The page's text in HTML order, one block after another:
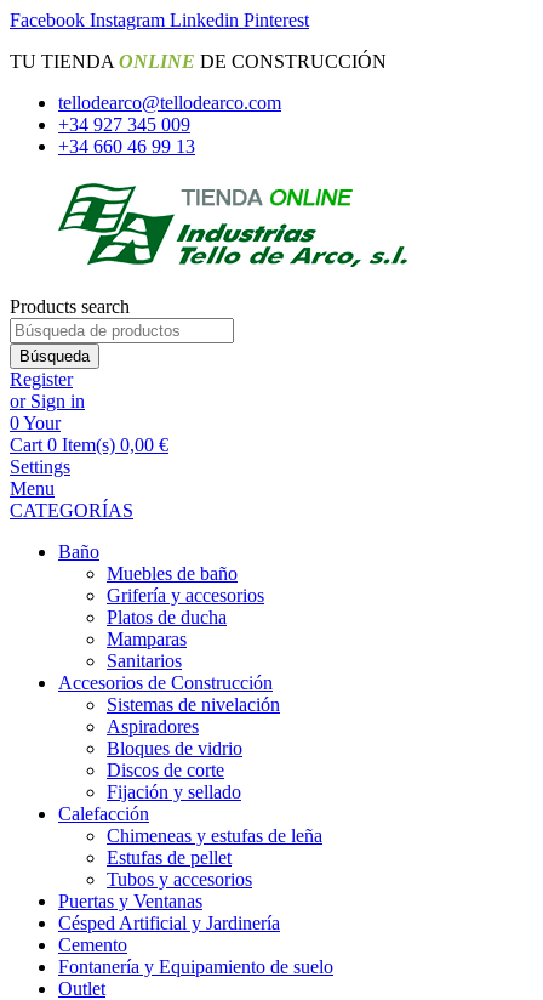
Facebook Instagram Linkedin Pinterest
TU TIENDA ONLINE DE CONSTRUCCIÓN
tellodearco@tellodearco.com
+34 927 345 009
+34 660 46 99 13
Products search
Búsqueda
Register
or Sign in
0Your
Cart 0 Item(s) 0,00 €
Settings
Menu
CATEGORÍAS
Baño
Muebles de baño
Grifería y accesorios
Platos de ducha
Mamparas
Sanitarios
Accesorios de Construcción
Sistemas de nivelación
Aspiradores
Bloques de vidrio
Discos de corte
Fijación y sellado
Calefacción
Chimeneas y estufas de leña
Estufas de pellet
Tubos y accesorios
Puertas y Ventanas
Césped Artificial y Jardinería
Cemento
Fontanería y Equipamiento de suelo
Outlet